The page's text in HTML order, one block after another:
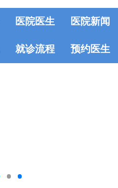
医院医生 医院新闻
就诊流程 预约医生